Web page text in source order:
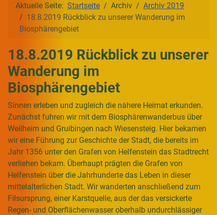
Aktuelle Seite: Startseite Archiv
Archiv 2019
18.8.2019 Rückblick zu unserer Wanderung im
Biosphärengebiet
18.8.2019 Rückblick zu unserer
Wanderung im
Biosphärengebiet
Sinnen erleben und zugleich die nähere Heimat erkunden.
Zunächst fuhren wir mit dem Biosphärenwanderbus über
Weilheim und Gruibingen nach Wiesensteig. Hier bekamen
wir eine Führung zur Geschichte der Stadt, die bereits im
Jahr 1356 unter den Grafen von Helfenstein das Stadtrecht
verliehen bekam. Überhaupt prägten die Grafen von
Helfenstein über die Jahrhunderte das Leben in dieser
mittelalterlichen Stadt. Wir wanderten anschließend zum
Filsursprung, einer Karstquelle, aus der das versickerte
Regen- und Oberflächenwasser oberhalb undurchlässiger